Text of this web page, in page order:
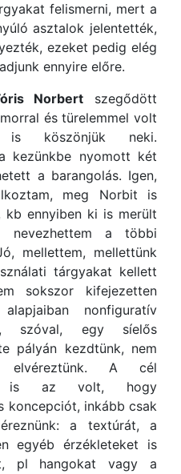
felismerni, mert a
asztalok jelentették,
ezeket pedig elég
ennyire előre.
Norbert szegődött
és türelemmel volt
is köszönjük neki.
kezünkbe nyomott két
a barangolás. Igen,
meg Norbit is
kb ennyiben ki is merült
nevezhettem a többi
mellettem, mellettünk
tárgyakat kellett
sokszor kifejezetten
nonfiguratív
szóval, egy síelős
pályán kezdtünk, nem
A cél
is az volt, hogy
koncepciót, inkább csak
a textúrát, a
egyéb érzékleteket is
pl hangokat vagy a